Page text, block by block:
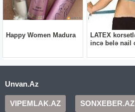
Unvan.Az
VIPEMLAK.AZ SONXEBER.AZ